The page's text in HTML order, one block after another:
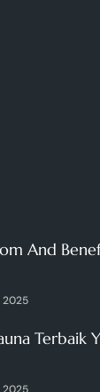
And
2025
Terbaik